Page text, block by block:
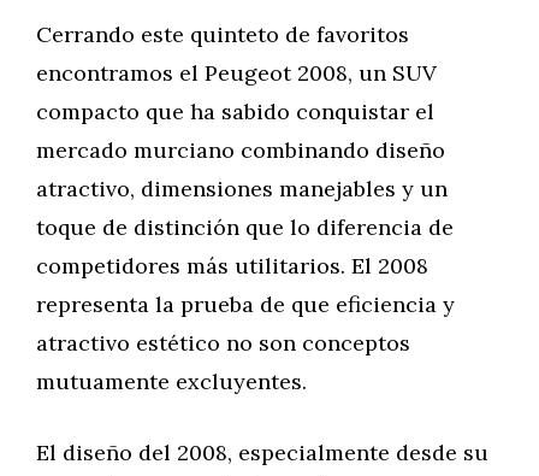
Cerrando este quinteto de favoritos
encontramos el Peugeot 2008, un SUV
compacto que ha sabido conquistar el
mercado murciano combinando diseño
atractivo, dimensiones manejables y un
toque de distinción que lo diferencia de
competidores más utilitarios. El 2008
representa la prueba de que eficiencia y
atractivo estético no son conceptos
mutuamente excluyentes.
El diseño del 2008, especialmente desde su